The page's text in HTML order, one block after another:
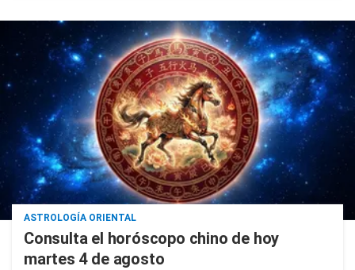
ASTROLOGÍA ORIENTAL
Consulta el horóscopo chino de hoy
martes 4 de agosto